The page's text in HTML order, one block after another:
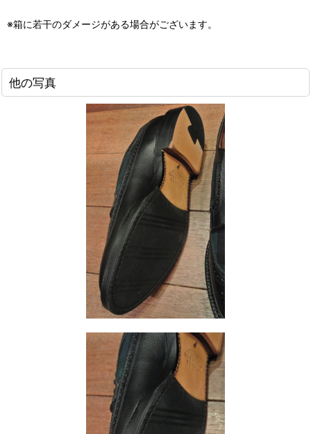
※箱に若干のダメージがある場合がございます。
他の写真